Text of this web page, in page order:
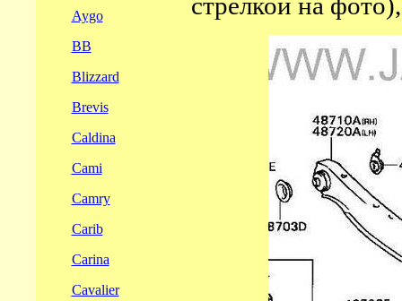
Aygo
BB
Blizzard
Brevis
Caldina
Cami
Camry
Carib
Carina
Cavalier